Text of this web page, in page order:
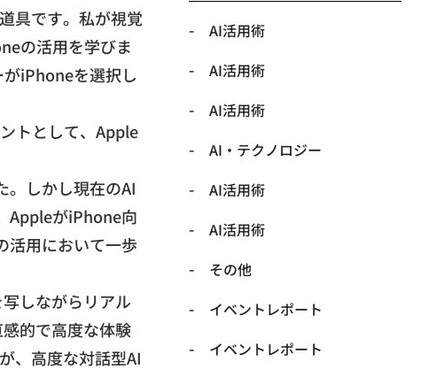
具です。 私が視覚
の活用を学びま
iPhoneを選択し
トとして、 Apple
。しかし現在のAI
AppleがiPhone向
活用において一歩
しながらリアル
的で高度な体験
、 高度な対話型AI
AI活用術
AI活用術
AI活用術
​AI・テクノロジー
​AI活用術
​AI活用術
​その他
​イベントレポート
​イベントレポート